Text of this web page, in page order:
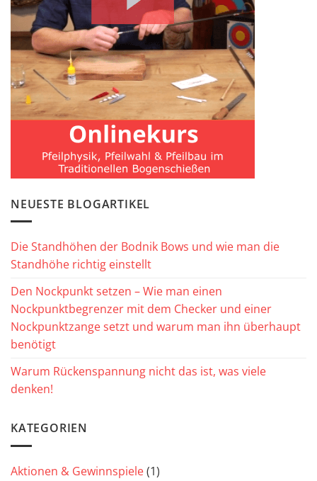
NEUESTE BLOGARTIKEL
Die Standhöhen der Bodnik Bows und wie man die
Standhöhe richtig einstellt
Den Nockpunkt setzen – Wie man einen
Nockpunktbegrenzer mit dem Checker und einer
Nockpunktzange setzt und warum man ihn überhaupt
benötigt
Warum Rückenspannung nicht das ist, was viele
denken!
KATEGORIEN
Aktionen & Gewinnspiele(1)